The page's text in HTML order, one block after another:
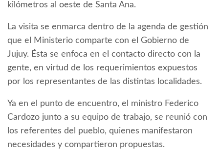
kilómetros al oeste de Santa Ana.
La visita se enmarca dentro de la agenda de gestión
que el Ministerio comparte con el Gobierno de
Jujuy. Ésta se enfoca en el contacto directo con la
gente, en virtud de los requerimientos expuestos
por los representantes de las distintas localidades.
Ya en el punto de encuentro, el ministro Federico
Cardozo junto a su equipo de trabajo, se reunió con
los referentes del pueblo, quienes manifestaron
necesidades y compartieron propuestas.